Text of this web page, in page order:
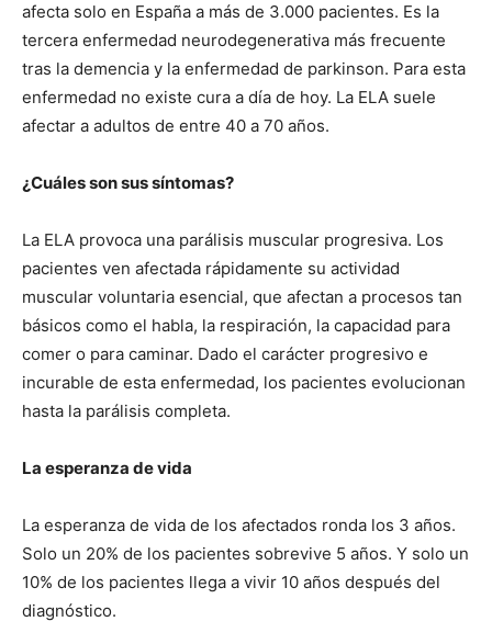
afecta solo en España a más de 3.000 pacientes. Es la
tercera enfermedad neurodegenerativa más frecuente
tras la demencia y la enfermedad de parkinson. Para esta
enfermedad no existe cura a día de hoy. La ELA suele
afectar a adultos de entre 40 a 70 años.
¿Cuáles son sus síntomas?
La ELA provoca una parálisis muscular progresiva. Los
pacientes ven afectada rápidamente su actividad
muscular voluntaria esencial, que afectan a procesos tan
básicos como el habla, la respiración, la capacidad para
comer o para caminar. Dado el carácter progresivo e
incurable de esta enfermedad, los pacientes evolucionan
hasta la parálisis completa.
La esperanza de vida
La esperanza de vida de los afectados ronda los 3 años.
Solo un 20% de los pacientes sobrevive 5 años. Y solo un
10% de los pacientes llega a vivir 10 años después del
diagnóstico.